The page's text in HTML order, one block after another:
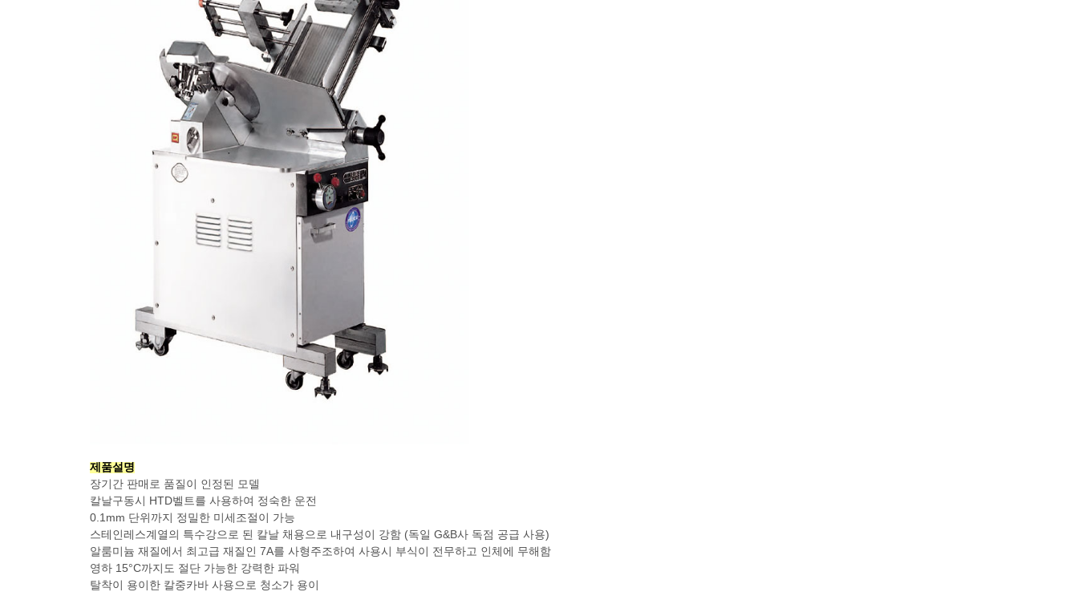
제품설명
장기간 판매로 품질이 인정된 모델
칼날구동시 HTD벨트를 사용하여 정숙한 운전
0.1mm 단위까지 정밀한 미세조절이 가능
스테인레스계열의 특수강으로 된 칼날 채용으로 내구성이 강함 (독일 G&B사 독점 공급 사용)
알룸미늄 재질에서 최고급 재질인 7A를 사형주조하여 사용시 부식이 전무하고 인체에 무해함
영하 15°C까지도 절단 가능한 강력한 파워
탈착이 용이한 칼중카바 사용으로 청소가 용이